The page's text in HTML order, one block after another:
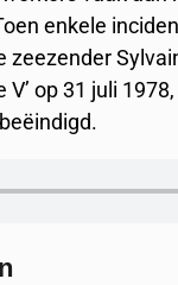
enkele
V’ op 31 juli